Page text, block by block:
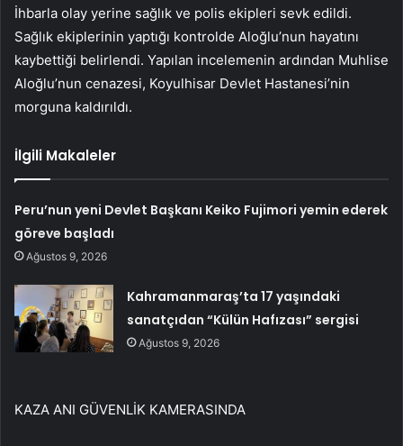
İhbarla olay yerine sağlık ve polis ekipleri sevk edildi.
Sağlık ekiplerinin yaptığı kontrolde Aloğlu’nun hayatını
kaybettiği belirlendi. Yapılan incelemenin ardından Muhlise
Aloğlu’nun cenazesi, Koyulhisar Devlet Hastanesi’nin
morguna kaldırıldı.
İlgili Makaleler
Peru’nun yeni Devlet Başkanı Keiko Fujimori yemin ederek
göreve başladı
Ağustos 9, 2026
Kahramanmaraş’ta 17 yaşındaki
sanatçıdan “Külün Hafızası” sergisi
Ağustos 9, 2026
KAZA ANI GÜVENLİK KAMERASINDA